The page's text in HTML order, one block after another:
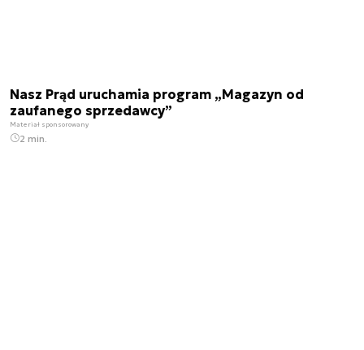
Nasz Prąd uruchamia program „Magazyn od
zaufanego sprzedawcy”
Materiał sponsorowany
2 min.